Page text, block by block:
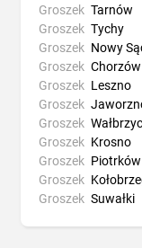
Groszek Tarnów
Groszek Tychy
Groszek Nowy
Groszek Chorzów
Groszek Leszno
Groszek
Groszek
Groszek Krosno
Groszek
Groszek
Groszek Suwałki